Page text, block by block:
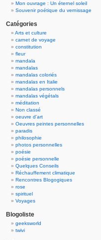
Mon ouvrage : Un éternel soleil
Souvenir poétique du vernissage
Catégories
Arts et culture
carnet de voyage
constitution
fleur
mandala
mandalas
mandalas coloriés
mandalas en Italie
mandalas personnels
mandalas végétals
méditation
Non classé
oeuvre d'art
Oeuvres peintes personnelles
paradis
philosophie
photos personnelles
poésie
poésie personnelle
Quelques Conseils
Réchauffement climatique
Rencontres Blogogiques
rose
spirituel
Voyages
Blogoliste
geeksworld
twivi